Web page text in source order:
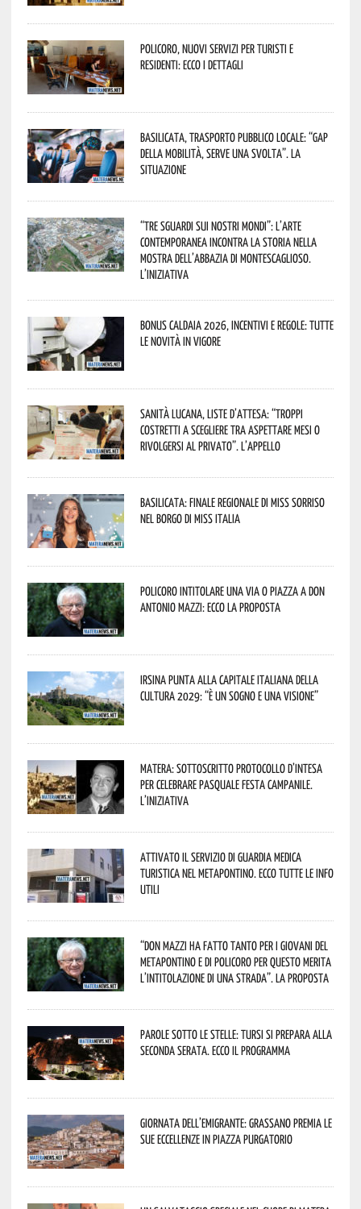
Policoro, nuovi servizi per turisti e
residenti: ecco i dettagli
Basilicata, trasporto pubblico locale: “Gap
della mobilità, serve una svolta”. La
situazione
“Tre Sguardi sui Nostri Mondi”: l’arte
contemporanea incontra la storia nella
mostra dell’Abbazia di Montescaglioso.
L’iniziativa
Bonus caldaia 2026, incentivi e regole: tutte
le novità in vigore
Sanità lucana, liste d’attesa: “Troppi
costretti a scegliere tra aspettare mesi o
rivolgersi al privato”. L’appello
Basilicata: finale regionale di Miss Sorriso
nel borgo di Miss Italia
Policoro intitolare una via o piazza a don
Antonio Mazzi: ecco la proposta
Irsina punta alla Capitale italiana della
Cultura 2029: “È un sogno e una visione”
Matera: sottoscritto protocollo d’intesa
per celebrare Pasquale Festa Campanile.
L’iniziativa
Attivato il servizio di Guardia Medica
Turistica nel Metapontino. Ecco tutte le info
utili
“Don Mazzi ha fatto tanto per i giovani del
Metapontino e di Policoro per questo merita
l’intitolazione di una strada”. La proposta
Parole sotto le stelle: Tursi si prepara alla
seconda serata. Ecco il programma
Giornata dell’Emigrante: Grassano premia le
sue eccellenze in Piazza Purgatorio